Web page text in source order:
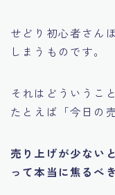
せどり初心者さん
しまうものです。
それはどういうこ
たとえば 「今日の
売り上げが少ない
って本当に焦るべ